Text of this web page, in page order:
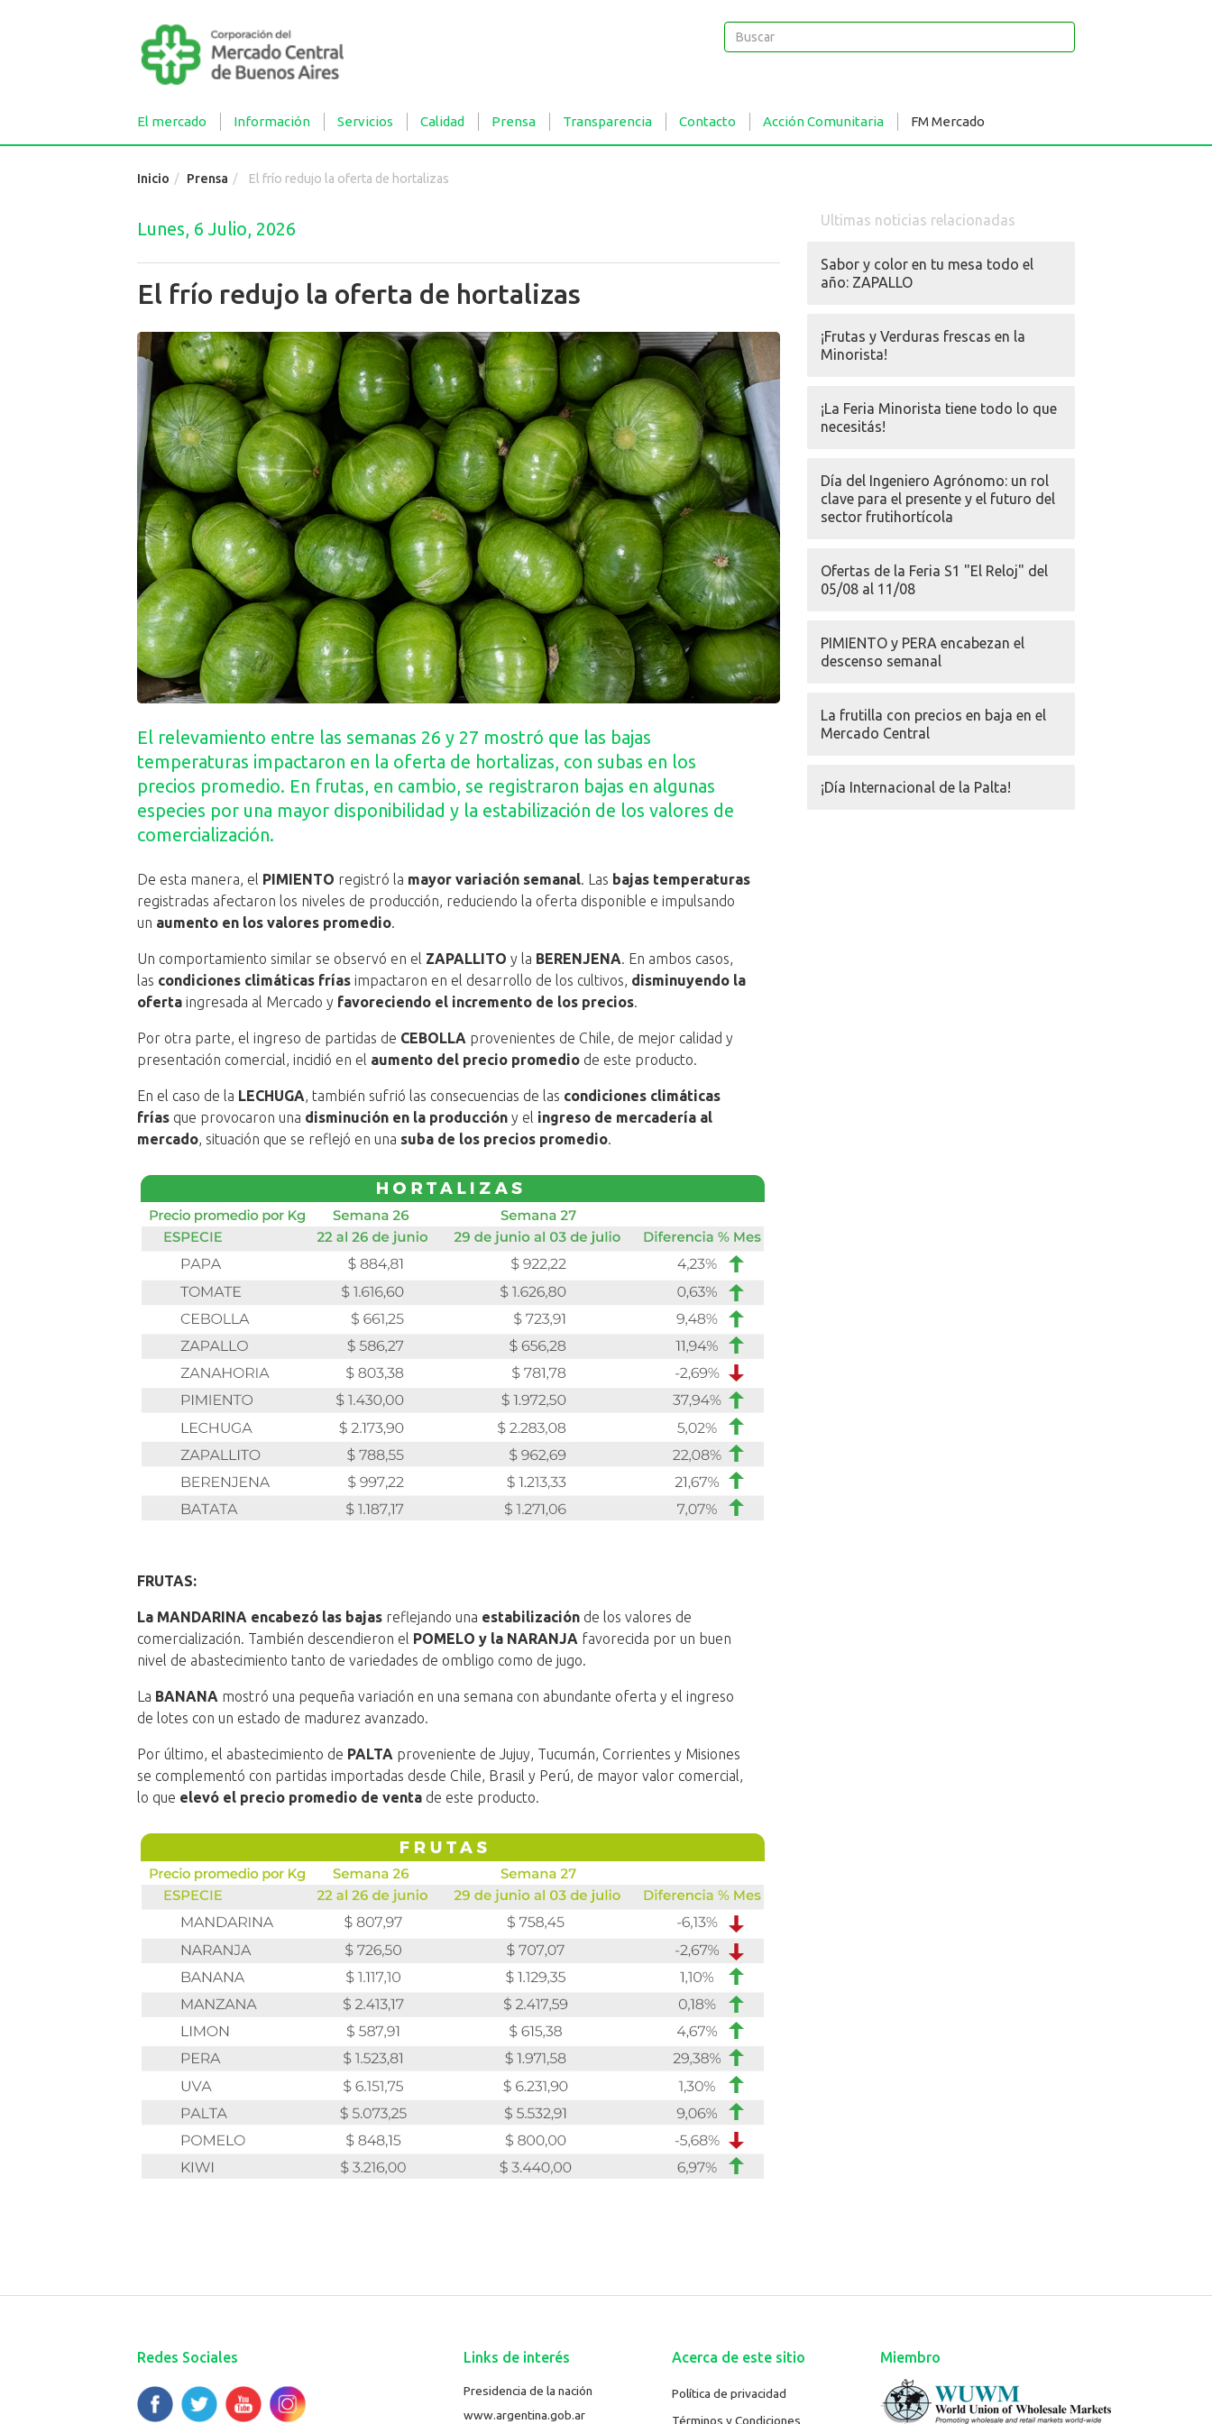
Buscar
Buscar
El mercado Información Servicios Calidad Prensa Transparencia Contacto Acción Comunitaria FM Mercado
Inicio Prensa El frío redujo la oferta de hortalizas
Lunes, 6 Julio, 2026
El frío redujo la oferta de hortalizas
El relevamiento entre las semanas 26 y 27 mostró que las bajas
temperaturas impactaron en la oferta de hortalizas, con subas en los
precios promedio. En frutas, en cambio, se registraron bajas en algunas
especies por una mayor disponibilidad y la estabilización de los valores de
comercialización.
De esta manera, el PIMIENTO registró la mayor variación semanal. Las bajas temperaturas
registradas afectaron los niveles de producción, reduciendo la oferta disponible e impulsando
un aumento en los valores promedio.
Un comportamiento similar se observó en el ZAPALLITO y la BERENJENA. En ambos casos,
las condiciones climáticas frías impactaron en el desarrollo de los cultivos, disminuyendo la
oferta ingresada al Mercado y favoreciendo el incremento de los precios.
Por otra parte, el ingreso de partidas de CEBOLLA provenientes de Chile, de mejor calidad y
presentación comercial, incidió en el aumento del precio promedio de este producto.
En el caso de la LECHUGA, también sufrió las consecuencias de las condiciones climáticas
frías que provocaron una disminución en la producción y el ingreso de mercadería al
mercado, situación que se reflejó en una suba de los precios promedio.
FRUTAS:
La MANDARINA encabezó las bajas reflejando una estabilización de los valores de
comercialización. También descendieron el POMELO y la NARANJA favorecida por un buen
nivel de abastecimiento tanto de variedades de ombligo como de jugo.
La BANANA mostró una pequeña variación en una semana con abundante oferta y el ingreso
de lotes con un estado de madurez avanzado.
Por último, el abastecimiento de PALTA proveniente de Jujuy, Tucumán, Corrientes y Misiones
se complementó con partidas importadas desde Chile, Brasil y Perú, de mayor valor comercial,
lo que elevó el precio promedio de venta de este producto.
Ultimas noticias relacionadas
Sabor y color en tu mesa todo el
año: ZAPALLO
¡Frutas y Verduras frescas en la
Minorista!
¡La Feria Minorista tiene todo lo que
necesitás!
Día del Ingeniero Agrónomo: un rol
clave para el presente y el futuro del
sector frutihortícola
Ofertas de la Feria S1 "El Reloj" del
05/08 al 11/08
PIMIENTO y PERA encabezan el
descenso semanal
La frutilla con precios en baja en el
Mercado Central
¡Día Internacional de la Palta!
Redes Sociales Links de interés
Presidencia de la nación
www.argentina.gob.ar
Acerca de este sitio
Política de privacidad
Términos y Condiciones
Miembro